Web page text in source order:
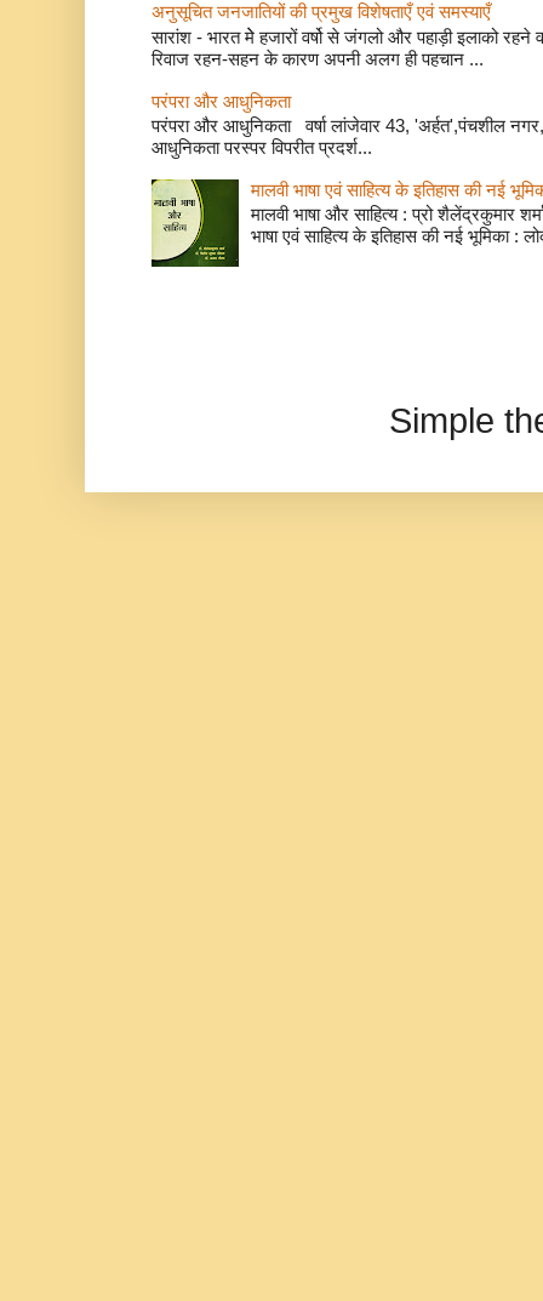
अनुसूचित जनजातियों की प्रमुख विशेषताएँ एवं
सारांश - भारत मेे हजारों वर्षो से जंगलो और पहाड़ी इलाको रहने
रिवाज रहन-सहन के कारण अपनी अलग ही पहचान ...
परंपरा और आधुनिकता
परंपरा और आधुनिकता वर्षा लांजेवार 43, 'अर्हत',पंचशील नगर,
आधुनिकता परस्पर विपरीत प्रदर्श...
मालवी भाषा एवं साहित्य के इतिहास की नई
मालवी भाषा और साहित्य : प्रो शैलेंद्रकुमार
भाषा एवं साहित्य के इतिहास की नई भूमिका :
Simple